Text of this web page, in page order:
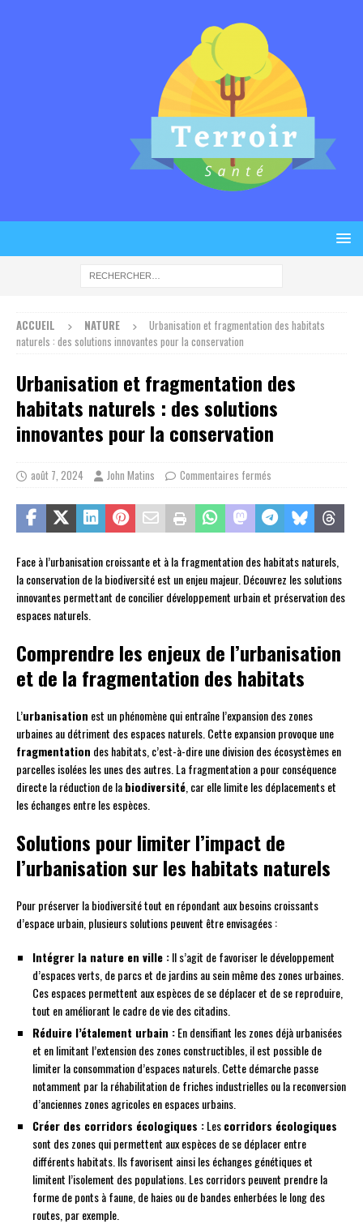
ACCUEIL NATURE
Urbanisation et fragmentation des habitats
naturels : des solutions innovantes pour la conservation
Urbanisation et fragmentation des
habitats naturels : des solutions
innovantes pour la conservation
août 7, 2024 John Matins Commentaires fermés
Face à l’urbanisation croissante et à la fragmentation des habitats naturels,
la conservation de la biodiversité est un enjeu majeur. Découvrez les solutions
innovantes permettant de concilier développement urbain et préservation des
espaces naturels.
Comprendre les enjeux de l’urbanisation
et de la fragmentation des habitats
L’urbanisation est un phénomène qui entraîne l’expansion des zones
urbaines au détriment des espaces naturels. Cette expansion provoque une
fragmentation des habitats, c’est-à-dire une division des écosystèmes en
parcelles isolées les unes des autres. La fragmentation a pour conséquence
directe la réduction de labiodiversité , car elle limite les déplacements et
les échanges entre les espèces.
Solutions pour limiter l’impact de
l’urbanisation sur les habitats naturels
Pour préserver la biodiversité tout en répondant aux besoins croissants
d’espace urbain, plusieurs solutions peuvent être envisagées :
Intégrer la nature en ville :Il s’agit de favoriser le développement
d’espaces verts, de parcs et de jardins au sein même des zones urbaines.
Ces espaces permettent aux espèces de se déplacer et de se reproduire,
tout en améliorant le cadre de vie des citadins.
Réduire l’étalement urbain :En densifiant les zones déjà urbanisées
et en limitant l’extension des zones constructibles, il est possible de
limiter la consommation d’espaces naturels. Cette démarche passe
notamment par la réhabilitation de friches industrielles ou la reconversion
d’anciennes zones agricoles en espaces urbains.
Créer des corridors écologiques :Lescorridors écologiques
sont des zones qui permettent aux espèces de se déplacer entre
différents habitats. Ils favorisent ainsi les échanges génétiques et
limitent l’isolement des populations. Les corridors peuvent prendre la
forme de ponts à faune, de haies ou de bandes enherbées le long des
routes, par exemple.